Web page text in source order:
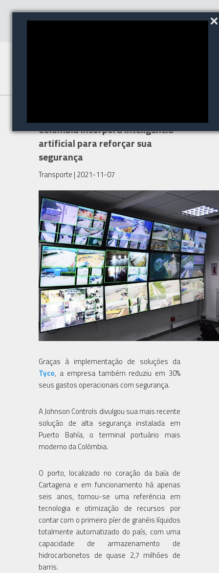
Colômbia incorpora inteligência
artificial para reforçar sua
segurança
Transporte | 2021-11-07
Graças à implementação de soluções da
Tyco, a empresa também reduziu em 30%
seus gastos operacionais com segurança.
A Johnson Controls divulgou sua mais recente
solução de alta segurança instalada em
Puerto Bahía, o terminal portuário mais
moderno da Colômbia.
O porto, localizado no coração da baía de
Cartagena e em funcionamento há apenas
seis anos, tornou-se uma referência em
tecnologia e otimização de recursos por
contar com o primeiro píer de granéis líquidos
totalmente automatizado do país, com uma
capacidade de armazenamento de
hidrocarbonetos de quase 2,7 milhões de
barris.